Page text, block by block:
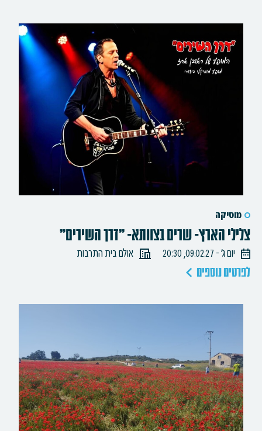
מוסיקה
צלילי הארץ- שרים בצוותא- "דרך השירים"
יום ג׳ - 09.02.27, 20:30 אולם בית התרבות
לפרטים נוספים